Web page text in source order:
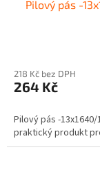
Pilový pás -
218 Kč bez DPH
264 Kč
Pilový pás -13x1640/
praktický produkt